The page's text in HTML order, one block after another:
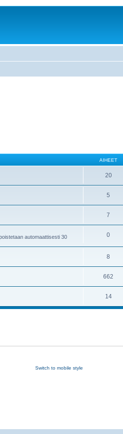
AIHEET
20
5
7
automaattisesti 30
0
8
662
14
Switch to mobile style